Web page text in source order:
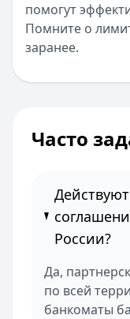
помогут
Помните о
заранее.
Часто
России?
Да,
по всей
банкоматы